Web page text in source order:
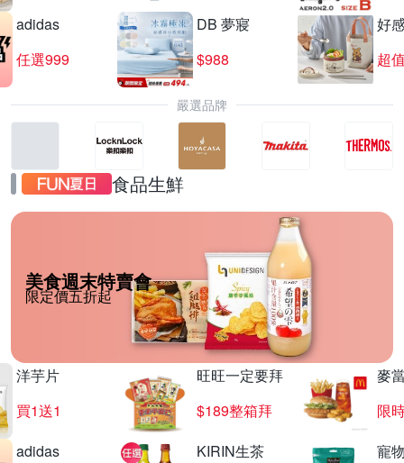
adidas
任選999
DB 夢寢
$988
好
超
嚴選品牌
食品生鮮
美食週末特賣會
限定價五折起
洋芋片
買1送1
旺旺一定要拜
$189整箱拜
麥
限
adidas
KIRIN生茶
寵